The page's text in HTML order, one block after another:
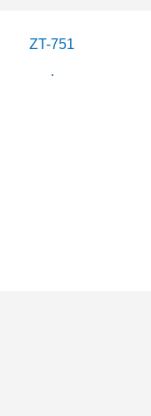
ZT-751
.